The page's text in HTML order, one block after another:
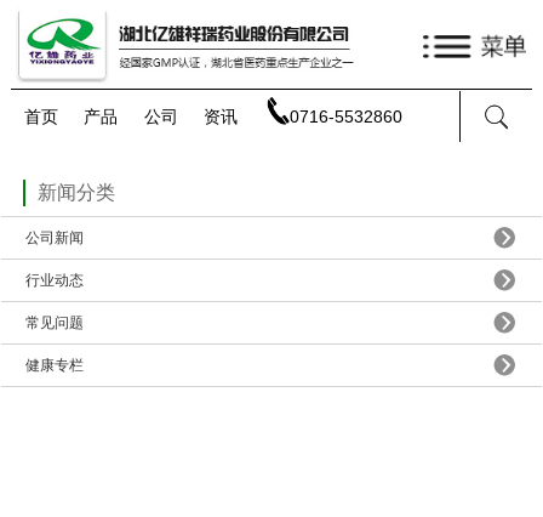
首页 产品 公司 资讯 0716-5532860
新闻分类
公司新闻
行业动态
常见问题
健康专栏